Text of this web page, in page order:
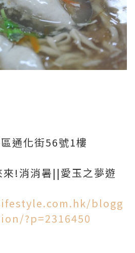
通化街56號1樓
!消消暑||愛玉之夢遊
blogg
?p=2316450